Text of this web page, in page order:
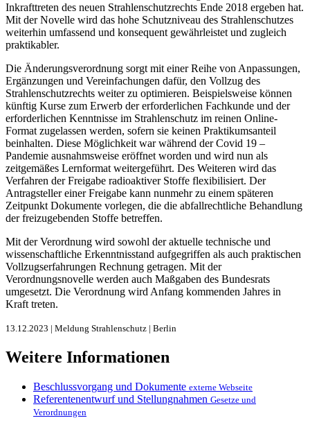
Inkrafttreten des neuen Strahlenschutzrechts Ende 2018 ergeben hat.
Mit der Novelle wird das hohe Schutzniveau des Strahlenschutzes
weiterhin umfassend und konsequent gewährleistet und zugleich
praktikabler.
Die Änderungsverordnung sorgt mit einer Reihe von Anpassungen,
Ergänzungen und Vereinfachungen dafür, den Vollzug des
Strahlenschutzrechts weiter zu optimieren. Beispielsweise können
künftig Kurse zum Erwerb der erforderlichen Fachkunde und der
erforderlichen Kenntnisse im Strahlenschutz im reinen Online-
Format zugelassen werden, sofern sie keinen Praktikumsanteil
beinhalten. Diese Möglichkeit war während der Covid 19 –
Pandemie ausnahmsweise eröffnet worden und wird nun als
zeitgemäßes Lernformat weitergeführt. Des Weiteren wird das
Verfahren der Freigabe radioaktiver Stoffe flexibilisiert. Der
Antragsteller einer Freigabe kann nunmehr zu einem späteren
Zeitpunkt Dokumente vorlegen, die die abfallrechtliche Behandlung
der freizugebenden Stoffe betreffen.
Mit der Verordnung wird sowohl der aktuelle technische und
wissenschaftliche Erkenntnisstand aufgegriffen als auch praktischen
Vollzugserfahrungen Rechnung getragen. Mit der
Verordnungsnovelle werden auch Maßgaben des Bundesrats
umgesetzt. Die Verordnung wird Anfang kommenden Jahres in
Kraft treten.
13.12.2023 | Meldung Strahlenschutz | Berlin
Weitere Informationen
Beschlussvorgang und Dokumente externe Webseite
Referentenentwurf und Stellungnahmen Gesetze und
Verordnungen